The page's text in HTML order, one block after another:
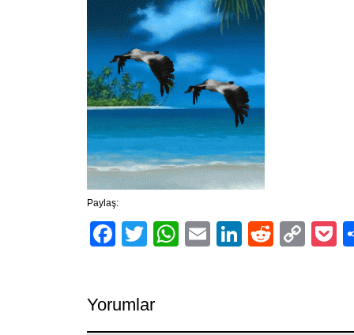
Paylaş:
Facebook
TwitterWhatsApp
EmailLinkedIn
Reddit
Yorumlar